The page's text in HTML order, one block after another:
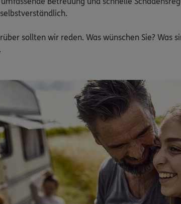
sollten wir reden. Was wünschen Sie? Was